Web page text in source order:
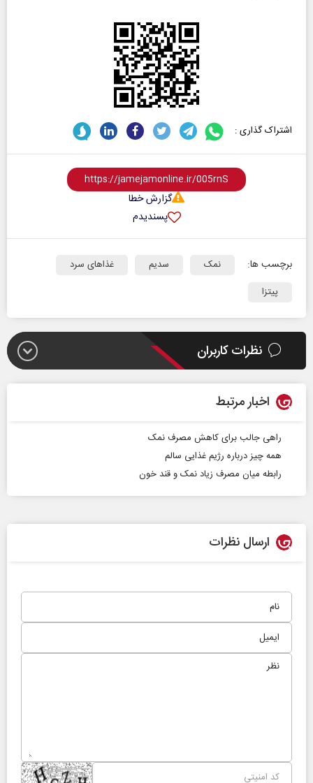
اشتراک گذاری :
گزارش خطا
پسندیدم
برچسب ها: نمک سدیم
غذاهای سرد
پیتزا
نظرات کاربران
اخبار مرتبط
راهی جالب برای کاهش مصرف نمک
همه چیز درباره رژیم غذایی سالم
رابطه میان مصرف زیاد نمک و قند خون
ارسال نظرات